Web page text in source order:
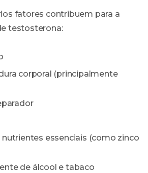
fatores contribuem para a
testosterona:
corporal (principalmente
essenciais (como zinco
de álcool e tabaco